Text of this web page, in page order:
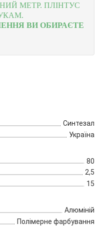
МЕТР. ПЛІНТУС
ВИ ОБИРАЄТЕ
Синтезал
Україна
80
2,5
15
Алюміній
Полімерне фарбування